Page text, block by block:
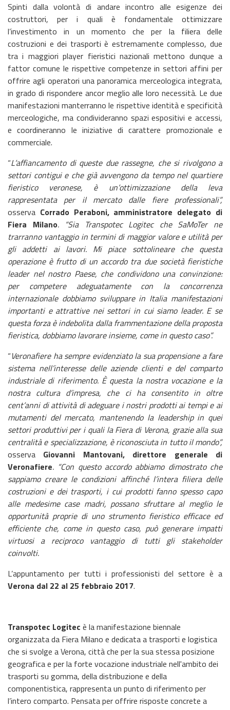
Spinti dalla volontà di andare incontro alle esigenze dei
costruttori, per i quali è fondamentale ottimizzare
l’investimento in un momento che per la filiera delle
costruzioni e dei trasporti è estremamente complesso, due
tra i maggiori player fieristici nazionali mettono dunque a
fattor comune le rispettive competenze in settori affini per
offrire agli operatori una panoramica merceologica integrata,
in grado di rispondere ancor meglio alle loro necessità. Le due
manifestazioni manterranno le rispettive identità e specificità
merceologiche, ma condivideranno spazi espositivi e accessi,
e coordineranno le iniziative di carattere promozionale e
commerciale.
“L’affiancamento di queste due rassegne, che si rivolgono a
settori contigui e che già avvengono da tempo nel quartiere
fieristico veronese, è un’ottimizzazione della leva
rappresentata per il mercato dalle fiere professionali”,
osserva Corrado Peraboni, amministratore delegato di
Fiera Milano. “Sia Transpotec Logitec che SaMoTer ne
trarranno vantaggio in termini di maggior valore e utilità per
gli addetti ai lavori. Mi piace sottolineare che questa
operazione è frutto di un accordo tra due società fieristiche
leader nel nostro Paese, che condividono una convinzione:
per competere adeguatamente con la concorrenza
internazionale dobbiamo sviluppare in Italia manifestazioni
importanti e attrattive nei settori in cui siamo leader. E se
questa forza è indebolita dalla frammentazione della proposta
fieristica, dobbiamo lavorare insieme, come in questo caso”.
“Veronafiere ha sempre evidenziato la sua propensione a fare
sistema nell’interesse delle aziende clienti e del comparto
industriale di riferimento. È questa la nostra vocazione e la
nostra cultura d’impresa, che ci ha consentito in oltre
cent’anni di attività di adeguare i nostri prodotti ai tempi e ai
mutamenti del mercato, mantenendo la leadership in quei
settori produttivi per i quali la Fiera di Verona, grazie alla sua
centralità e specializzazione, è riconosciuta in tutto il mondo”,
osserva Giovanni Mantovani, direttore generale di
Veronafiere. “Con questo accordo abbiamo dimostrato che
sappiamo creare le condizioni affinché l’intera filiera delle
costruzioni e dei trasporti, i cui prodotti fanno spesso capo
alle medesime case madri, possano sfruttare al meglio le
opportunità proprie di uno strumento fieristico efficace ed
efficiente che, come in questo caso, può generare impatti
virtuosi a reciproco vantaggio di tutti gli stakeholder
coinvolti.
L’appuntamento per tutti i professionisti del settore è a
Verona dal 22 al 25 febbraio 2017.
Transpotec Logitec è la manifestazione biennale
organizzata da Fiera Milano e dedicata a trasporti e logistica
che si svolge a Verona, città che per la sua stessa posizione
geografica e per la forte vocazione industriale nell'ambito dei
trasporti su gomma, della distribuzione e della
componentistica, rappresenta un punto di riferimento per
l’intero comparto. Pensata per offrire risposte concrete a